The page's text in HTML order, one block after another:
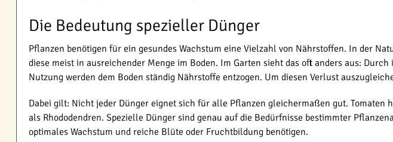
Die Bedeutung spezieller Dünger
Pflanzen benötigen für ein gesundes Wachstum eine Vielzahl von Nährstoffen. In der
diese meist in ausreichender Menge im Boden. Im Garten sieht das oft anders aus: Durch
Nutzung werden dem Boden ständig Nährstoffe entzogen. Um diesen Verlust
Dabei gilt: Nicht jeder Dünger eignet sich für alle Pflanzen gleichermaßen gut. Tomaten
als Rhododendren. Spezielle Dünger sind genau auf die Bedürfnisse bestimmter
optimales Wachstum und reiche Blüte oder Fruchtbildung benötigen.